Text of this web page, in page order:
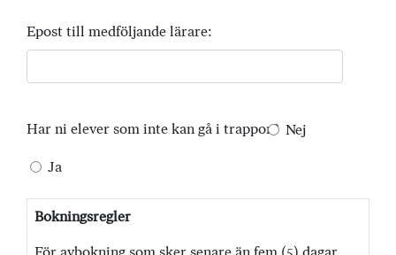
Epost till medföljande lärare:
Har ni elever som inte kan gå i trappor? Nej
Ja
Bokningsregler